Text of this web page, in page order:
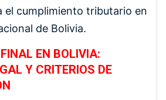
el cumplimiento tributario en
de Bolivia.
EN BOLIVIA:
Y CRITERIOS DE